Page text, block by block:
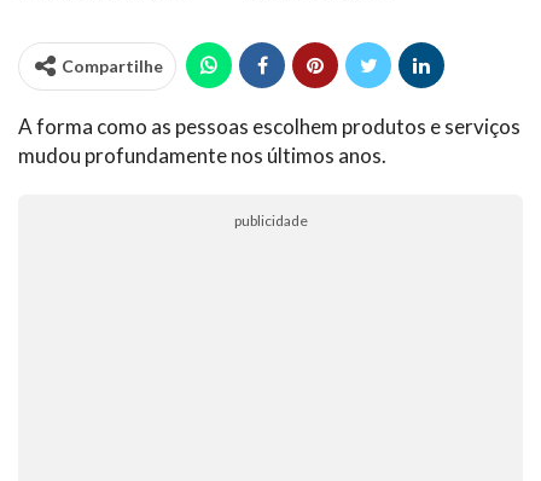
Compartilhe
A forma como as pessoas escolhem produtos e serviços
mudou profundamente nos últimos anos.
publicidade